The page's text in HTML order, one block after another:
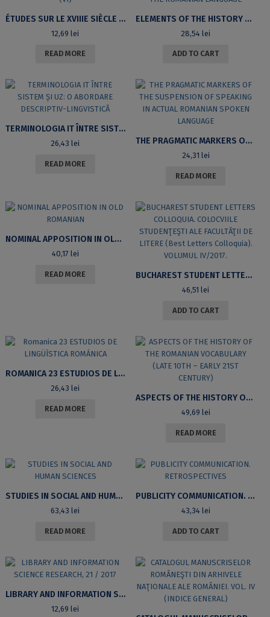
ÉTUDES SUR LE XVIIIE SIÈCLE (VI)
12,69lei
READ MORE
ELEMENTS OF THE HISTORY OF THE ROMANIAN LANGUAGE
28,54lei
ADD TO CART
TERMINOLOGIA IT ÎNTRE SISTEM ȘI UZ: O ABORDARE DESCRIPTIV-LINGVISTICĂ
26,43lei
READ MORE
THE PRAGMATIC MARKERS OF THE SUSPENSION OF SPEAKING IN ACTUAL ROMANIAN SPOKEN LANGUAGE
24,31 lei
READ MORE
NOMINAL APPOSITION IN OLD ROMANIAN
40,17 lei
READ MORE BUCHAREST STUDENT LETTERS COLLOQUIA. COLOCVIILE STUDENŢEŞTI ALE FACULTĂŢII DE LITERE (BEST LETTERS COLLOQUIA). VOLUMUL IV/2017.
46,51lei
ADD TO CART
ROMANICA 23 ESTUDIOS DE LINGÜÍSTICA ROMÁNICA
26,43lei
READ MORE
ASPECTS OF THE HISTORY OF THE ROMANIAN VOCABULARY (LATE 10TH – EARLY 21ST CENTURY)
49,69 lei
READ MORE
STUDIES IN SOCIAL AND HUMAN SCIENCES
63,43lei
READ MORE
PUBLICITY COMMUNICATION. RETROSPECTIVES
43,34 lei
ADD TO CART
LIBRARY AND INFORMATION SCIENCE RESEARCH, 21 / 2017
12,69lei